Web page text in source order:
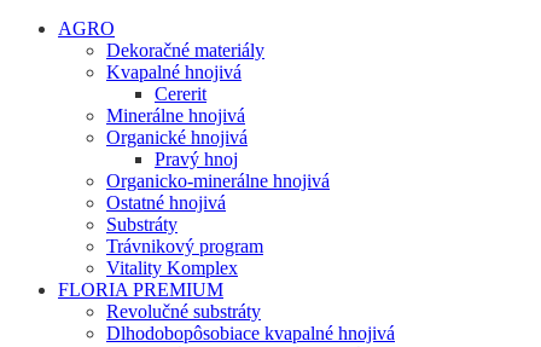
AGRO
Dekoračné materiály
Kvapalné hnojivá
Cererit
Minerálne hnojivá
Organické hnojivá
Pravý hnoj
Organicko-minerálne hnojivá
Ostatné hnojivá
Substráty
Trávnikový program
Vitality Komplex
FLORIA PREMIUM
Revolučné substráty
Dlhodobopôsobiace kvapalné hnojivá